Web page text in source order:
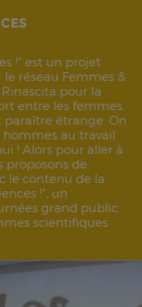
!" est un projet
réseau Femmes &
pour la
entre les femmes,
paraître étrange. On
hommes au travail
! Alors pour aller à
proposons de
le contenu de la
!", un
grand public
scientifiques